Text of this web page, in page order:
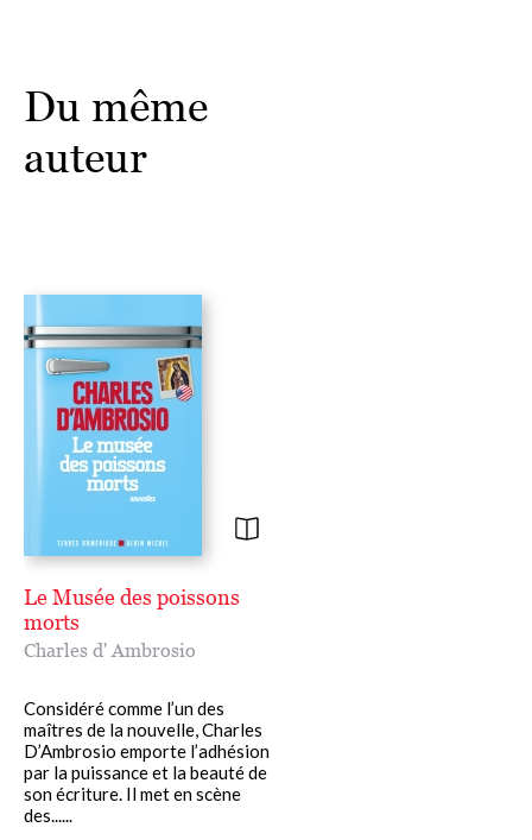
« Derrière la très grande variété des personnages et des lieux –
Seattle à l’hôpital psychiatrique de Manhattan –, on retrouve
Jay McInnerney, capte l’instant décisif où la vie prend un sens ou
« Charles D’Ambrosio aura été cette année l’auteur américain le
plus encensé par la critique. » Libération.
« Voilà, décidément, un accent et un talent nouveaux. »
Bruno de Cessole,
« Que ce soit dans la fiction ou dans le témoignage, on retrouve
ce même sens du portrait, cette même humanité qui ne se vautre
jamais dans la complaisance misérabiliste. »
Lire.
Du même
auteur
Le Musée des poissons
morts
Charles d' Ambrosio
Considéré comme l’un des
maîtres de la nouvelle, Charles
D’Ambrosio emporte l’adhésion
par la puissance et la beauté de
son écriture. Il met en scène
des......